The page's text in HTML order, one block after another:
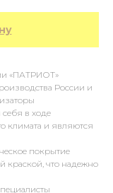
«ПАТРИОТ»
России и
в ходе
климата и являются
покрытие
что надежно